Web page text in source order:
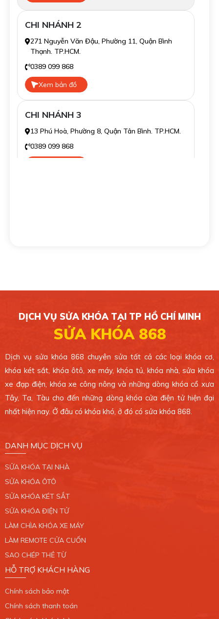
CHI NHÁNH 2
271 Nguyễn Văn Đậu, Phường 11, Quận Bình
Thạnh. TP.HCM.
0389 099 868
Xem bản đồ
CHI NHÁNH 3
13 Phú Hoà, Phường 8, Quận Tân Bình. TP.HCM.
0389 099 868
Môn. TP.HCM.
0389 099 868
CHI NHÁNH 6
4 Ông Ích Khiêm, Phường 14, Quận 11. TP.HCM.
0389 099 868
CHI NHÁNH 7
765/2 Trần Xuân Soạn, Phường Tân Hưng, Quận
7. TP.HCM.
0389 099 868
Xem bản đồ
CHI NHÁNH 8
34/6 Liên Khu 4 - 5, Phường Bình Hưng Hòa B,
Quận Bình Tân. TP.HCM.
Xem bản đồ
DỊCH VỤ SỬA KHÓA TẠI TP HỒ CHÍ MINH
SỬA KHÓA 868
Dịch vụ sửa khóa 868 chuyên sửa tất cả các loại khóa cơ,
khóa két sắt, khóa ôtô, xe máy, khóa tủ, khóa nhà, sửa khóa
xe đạp điện, khóa xe công nông và những dòng khóa cổ xưa
Tây, Ta, Tàu cho đến những dòng khóa cửa điện tử hiện đại
nhất hiện nay. Ở đâu có khóa khó, ở đó có sửa khóa 868.
DANH MỤC DỊCH VỤ
SỬA KHÓA TẠI NHÀ
SỬA KHÓA ÔTÔ
SỬA KHÓA KÉT SẮT
SỬA KHÓA ĐIỆN TỬ
LÀM CHÌA KHÓA XE MÁY
LÀM REMOTE CỬA CUỐN
SAO CHÉP THẺ TỪ
HỖ TRỢ KHÁCH HÀNG
Chính sách bảo mật
Chính sách thanh toán